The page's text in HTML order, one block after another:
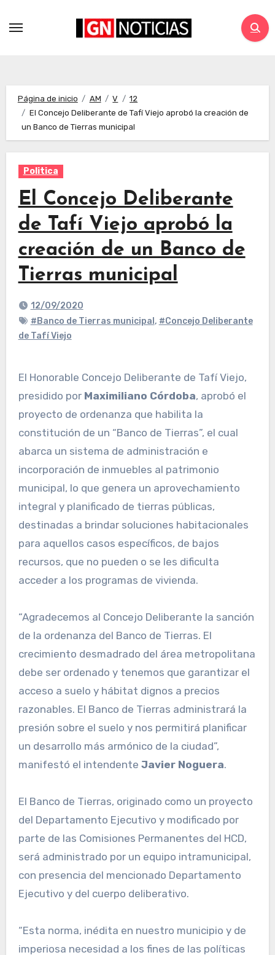
Página de inicio AM V
12
El Concejo Deliberante de Tafí Viejo aprobó la creación de
un Banco de Tierras municipal
Politica
El Concejo Deliberante
de Tafí Viejo aprobó la
creación de un Banco de
Tierras municipal
12/09/2020
#Banco de Tierras municipal , #Concejo Deliberante
de Tafí Viejo
El Honorable Concejo Deliberante de Tafí Viejo,
presidido por Maximiliano Córdoba, aprobó el
proyecto de ordenanza que habilita la
constitución de un “Banco de Tierras”, el cual
abarca un sistema de administración e
incorporación de inmuebles al patrimonio
municipal, lo que genera un aprovechamiento
integral y planificado de tierras públicas,
destinadas a brindar soluciones habitacionales
para aquellos casos específicos, de bajos
recursos, que no pueden o se les dificulta
acceder a los programas de vivienda.
“Agradecemos al Concejo Deliberante la sanción
de la ordenanza del Banco de Tierras. El
crecimiento desmadrado del área metropolitana
debe ser ordenado y tenemos que garantizar el
acceso a suelo y hábitat dignos a precios
razonables. El Banco de Tierras administrará la
presión sobre el suelo y nos permitirá planificar
un desarrollo más armónico de la ciudad”,
manifestó el intendente Javier Noguera.
El Banco de Tierras, originado como un proyecto
del Departamento Ejecutivo y modificado por
parte de las Comisiones Permanentes del HCD,
será administrado por un equipo intramunicipal,
con presencia del mencionado Departamento
Ejecutivo y del cuerpo deliberativo.
“Esta norma, inédita en nuestro municipio y de
imperiosa necesidad a los fines de las políticas